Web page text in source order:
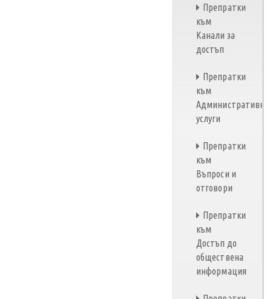
Препратки
към
Канали за
достъп
Препратки
към
Административни
услуги
Препратки
към
Въпроси и
отговори
Препратки
към
Достъп до
обществена
информация